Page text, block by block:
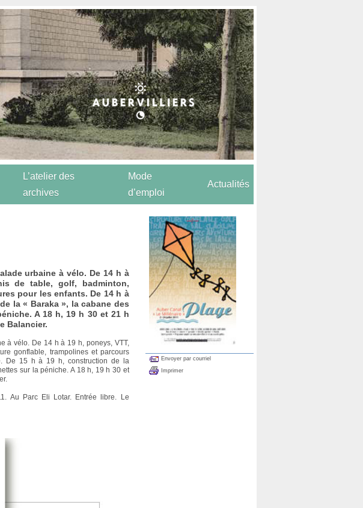
L’atelier des
archives
Mode
d’emploi
Actualités
urbaine à vélo. De 14 h à
de table, golf, badminton,
pour les enfants. De 14 h à
la « Baraka », la cabane des
A 18 h, 19 h 30 et 21 h
Balancier.
à vélo. De 14 h à 19 h, poneys, VTT,
gonflable, trampolines et parcours
De 15 h à 19 h, construction de la
sur la péniche. A 18 h, 19 h 30 et
Au Parc Eli Lotar. Entrée libre. Le
Envoyer par courriel
Imprimer